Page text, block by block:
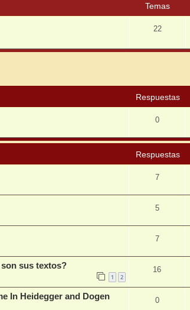
Temas
22
Respuestas
0
Respuestas
7
5
7
sus textos?
1 2
16
In Heidegger and Dogen 0